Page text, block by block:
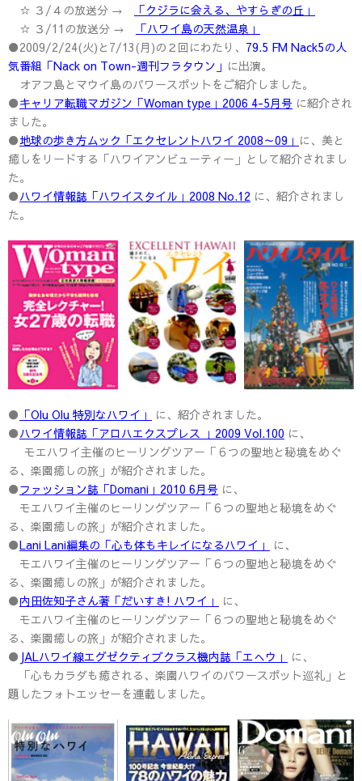
☆ ３/４の放送分 →
「クジラに会える、やすらぎの丘」
☆ ３/11の放送分 →
「ハワイ島の天然温泉」
●2009/2/24(火)と7/13(月)の２回にわたり、 79.5 FM Nack5の人
気番組「Nack on Town-週刊フラタウン」 に出演。
オアフ島とマウイ島のパワースポットをご紹介しました。
●キャリア転職マガジン「Woman type」2006 4-5月号 に紹介され
ました。
●地球の歩き方ムック「エクセレントハワイ 2008～09」 に、美と
癒しをリードする「ハワイアンビューティー」として紹介されまし
た。
●ハワイ情報誌「ハワイスタイル」2008 No.12 に、紹介されまし
た。
● 「Olu Olu 特別なハワイ」
に、紹介されました。
●ハワイ情報誌「アロハエクスプレス 」2009 Vol.100 に、
モエハワイ主催のヒーリングツアー「６つの聖地と秘境をめぐ
る、楽園癒しの旅」が紹介されました。
●ファッション誌「Domani」2010 6月号 に、
モエハワイ主催のヒーリングツアー「６つの聖地と秘境をめぐ
る、楽園癒しの旅」が紹介されました。
●Lani Lani編集の「心も体もキレイになるハワイ」
に、
モエハワイ主催のヒーリングツアー「６つの聖地と秘境をめぐ
る、楽園癒しの旅」が紹介されました。
●内田佐知子さん著「だいすき! ハワイ」
に、
モエハワイ主催のヒーリングツアー「６つの聖地と秘境をめぐ
る、楽園癒しの旅」が紹介されました。
● JALハワイ線エグゼクティブクラス機内誌「エへウ」
に、
「心もカラダも癒される、楽園ハワイのパワースポット巡礼」と
題したフォトエッセーを連載しました。